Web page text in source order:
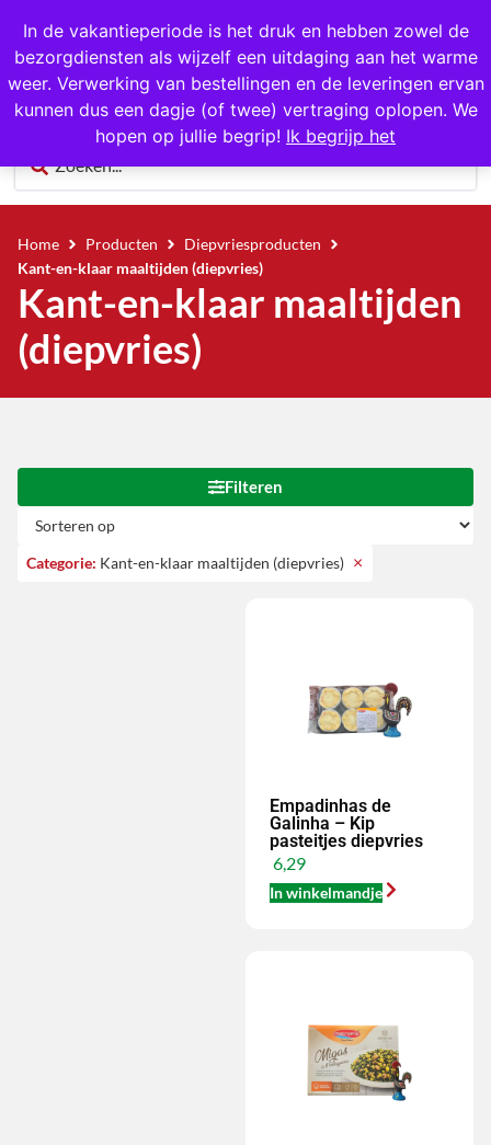
In de vakantieperiode is het druk en hebben zowel de
bezorgdiensten als wijzelf een uitdaging aan het warme
weer. Verwerking van bestellingen en de leveringen ervan
kunnen dus een dagje (of twee) vertraging oplopen. We
hopen op jullie begrip! Ik begrijp het
Gratis op te halen in Hansweert
0
Home Producten
Diepvriesproducten
Kant-en-klaar maaltijden (diepvries)
Kant-en-klaar maaltijden
(diepvries)
Filteren
Categorie: Kant-en-klaar maaltijden (diepvries) ×
Empadinhas de
Galinha – Kip
pasteitjes diepvries
6,29
In winkelmandje